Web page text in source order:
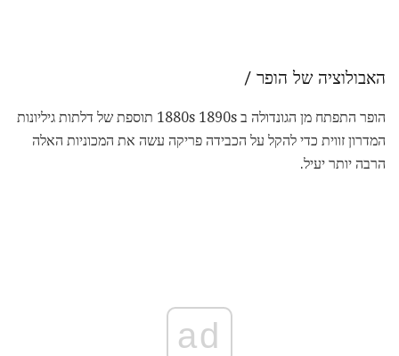
האבולוציה של הופר /
הופר התפתח מן הגונדולה ב 1880s 1890s תוספת של דלתות גיליונות
המדרון זווית כדי להקל על הכבידה פריקה עשה את המכוניות האלה
הרבה יותר יעיל.
ad